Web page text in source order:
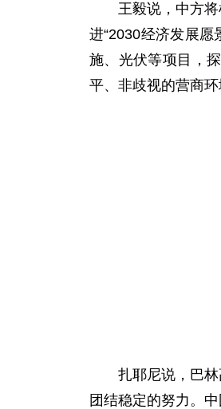
王毅说，中方
进“2030经济发展
施、光伏等项目，
平、非歧视的营商环
扎耶尼说，巴
团结稳定的努力。